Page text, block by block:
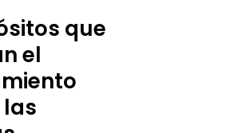
que
el